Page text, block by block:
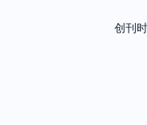
创刊